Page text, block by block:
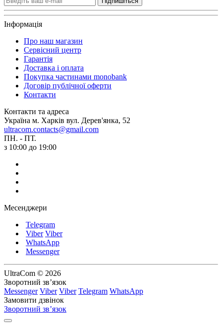
Інформація
Про наш магазин
Сервісний центр
Гарантія
Доставка і оплата
Покупка частинами monobank
Договір публічної оферти
Контакти
Контакти та адреса
Україна м. Харків вул. Дерев'янка, 52
ultracom.contacts@gmail.com
ПН. - ПТ.
з 10:00 до 19:00
Месенджери
Telegram
Viber Viber
WhatsApp
Messenger
UltraCom © 2026
Зворотний зв’язок
Messenger Viber Viber Telegram WhatsApp
Замовити дзвінок
Зворотний зв’язок